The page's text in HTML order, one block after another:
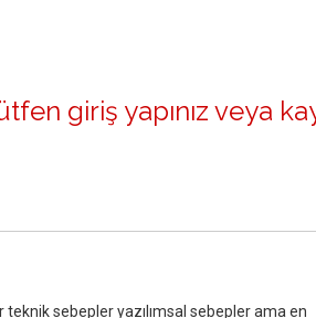
giriş yapınız veya
sebepler yazılımsal sebepler ama en